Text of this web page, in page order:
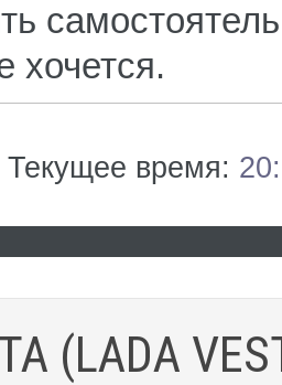
хочется.
Текущее время:
(LADA